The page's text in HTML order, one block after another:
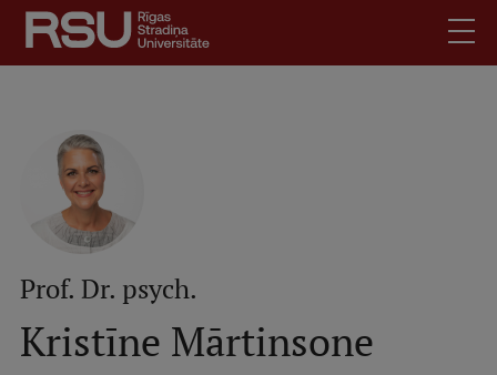
Skip
main
content
Latviski
Mobile
augšējā
izvēlne
Meet Us
Students
For Employers
Prof. Dr. psych.
Kristīne Mārtinsone